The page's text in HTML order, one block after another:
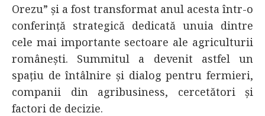
Orezu” și a fost transformat anul acesta într-o
conferință strategică dedicată unuia dintre
cele mai importante sectoare ale agriculturii
românești. Summitul a devenit astfel un
spațiu de întâlnire și dialog pentru fermieri,
companii din agribusiness, cercetători și
factori de decizie.